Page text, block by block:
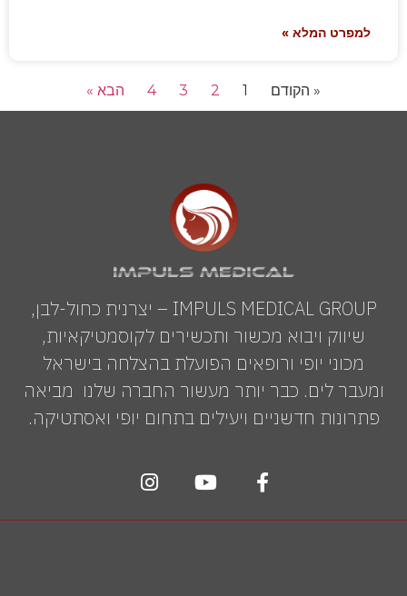
למפרט המלא »
« הקודם 1
2
3
4 הבא »
IMPULS MEDICAL GROUP – יצרנית כחול-לבן,
שיווק ויבוא מכשור ותכשירים לקוסמטיקאיות,
מכוני יופי ורופאים הפועלת בהצלחה בישראל
ומעבר לים. כבר יותר מעשור החברה שלנו מביאה
פתרונות חדשניים ויעילים בתחום יופי ואסתטיקה.